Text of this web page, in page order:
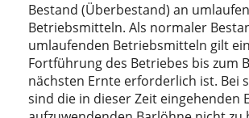
Bestand (Überbestand) an
Betriebsmitteln. Als normaler
umlaufenden Betriebsmitteln gilt
Fortführung des Betriebes bis zum
nächsten Ernte erforderlich ist. Bei
sind die in dieser Zeit eingehenden